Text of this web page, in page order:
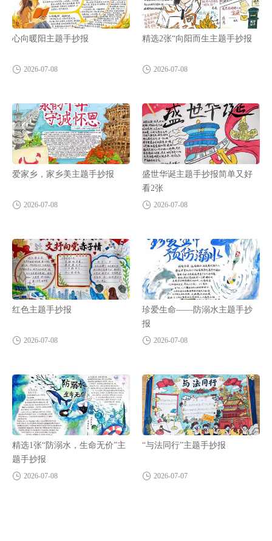
心向暖阳主题手抄报
2026-07-08
精选2张“向阳而生主题手抄报
2026-07-08
爱家乡，家乡美主题手抄报
2026-07-08
盛世华诞主题手抄报简单又好
看2张
2026-07-08
红色主题手抄报
2026-07-08
珍爱生命——防溺水主题手抄
报
2026-07-08
精选1张“防溺水，生命无价”主
题手抄报
2026-07-08
“与法同行”主题手抄报
2026-07-07